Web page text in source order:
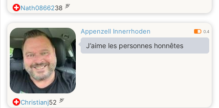
Nath0866238 岁
Appenzell Innerrhoden 0.4
J’aime les personnes honnêtes
Christianj52 岁